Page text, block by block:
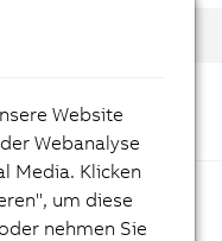
(Datum)
(03.08.2026)
(03.08.2026)
Website
Webanalyse
Media. Klicken
um diese
nehmen Sie